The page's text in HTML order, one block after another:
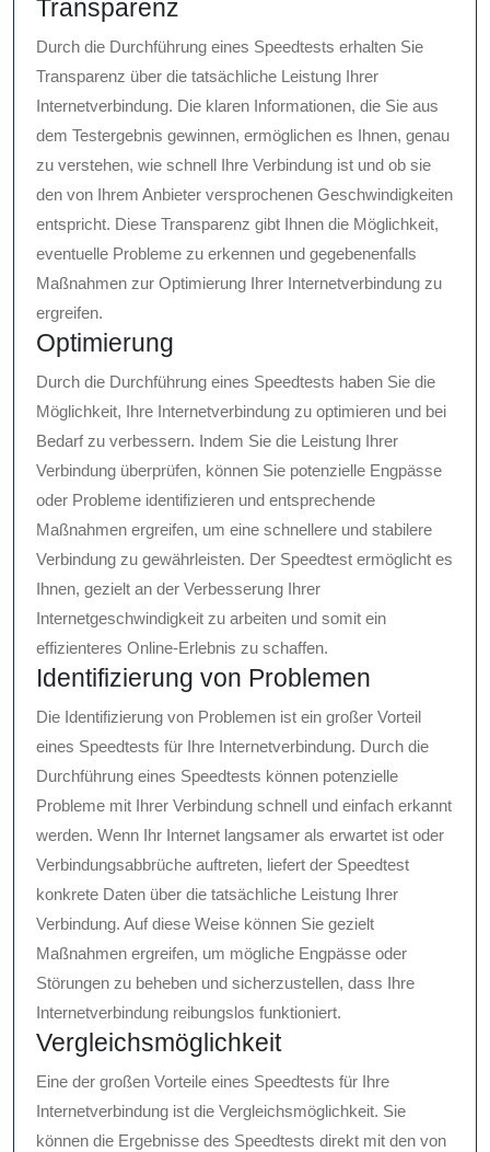
Transparenz
Durch die Durchführung eines Speedtests erhalten Sie
Transparenz über die tatsächliche Leistung Ihrer
Internetverbindung. Die klaren Informationen, die Sie aus
dem Testergebnis gewinnen, ermöglichen es Ihnen, genau
zu verstehen, wie schnell Ihre Verbindung ist und ob sie
den von Ihrem Anbieter versprochenen Geschwindigkeiten
entspricht. Diese Transparenz gibt Ihnen die Möglichkeit,
eventuelle Probleme zu erkennen und gegebenenfalls
Maßnahmen zur Optimierung Ihrer Internetverbindung zu
ergreifen.
Optimierung
Durch die Durchführung eines Speedtests haben Sie die
Möglichkeit, Ihre Internetverbindung zu optimieren und bei
Bedarf zu verbessern. Indem Sie die Leistung Ihrer
Verbindung überprüfen, können Sie potenzielle Engpässe
oder Probleme identifizieren und entsprechende
Maßnahmen ergreifen, um eine schnellere und stabilere
Verbindung zu gewährleisten. Der Speedtest ermöglicht es
Ihnen, gezielt an der Verbesserung Ihrer
Internetgeschwindigkeit zu arbeiten und somit ein
effizienteres Online-Erlebnis zu schaffen.
Identifizierung von Problemen
Die Identifizierung von Problemen ist ein großer Vorteil
eines Speedtests für Ihre Internetverbindung. Durch die
Durchführung eines Speedtests können potenzielle
Probleme mit Ihrer Verbindung schnell und einfach erkannt
werden. Wenn Ihr Internet langsamer als erwartet ist oder
Verbindungsabbrüche auftreten, liefert der Speedtest
konkrete Daten über die tatsächliche Leistung Ihrer
Verbindung. Auf diese Weise können Sie gezielt
Maßnahmen ergreifen, um mögliche Engpässe oder
Störungen zu beheben und sicherzustellen, dass Ihre
Internetverbindung reibungslos funktioniert.
Vergleichsmöglichkeit
Eine der großen Vorteile eines Speedtests für Ihre
Internetverbindung ist die Vergleichsmöglichkeit. Sie
können die Ergebnisse des Speedtests direkt mit den von